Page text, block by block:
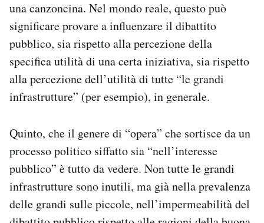
una canzoncina. Nel mondo reale, questo può
significare provare a influenzare il dibattito
pubblico, sia rispetto alla percezione della
specifica utilità di una certa iniziativa, sia rispetto
alla percezione dell’utilità di tutte “le grandi
infrastrutture” (per esempio), in generale.
Quinto, che il genere di “opera” che sortisce da un
processo politico siffatto sia “nell’interesse
pubblico” è tutto da vedere. Non tutte le grandi
infrastrutture sono inutili, ma già nella prevalenza
delle grandi sulle piccole, nell’impermeabilità del